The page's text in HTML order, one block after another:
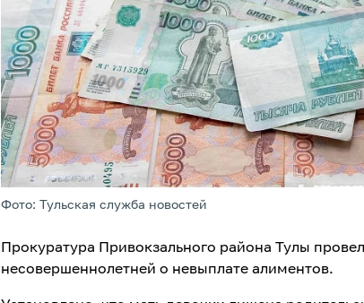
Фото: Тульская служба новостей
Прокуратура Привокзального района Тулы
несовершеннолетней о невыплате алиментов.